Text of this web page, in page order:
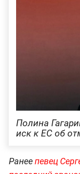
Полина
иск к ЕС об
Ранеепевец